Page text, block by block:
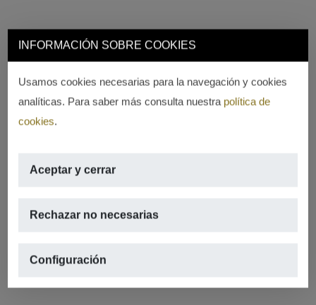
INFORMACIÓN SOBRE COOKIES
Usamos cookies necesarias para la navegación y cookies
analíticas. Para saber más consulta nuestra política de
cookies.
Aceptar y cerrar
Rechazar no necesarias
Configuración